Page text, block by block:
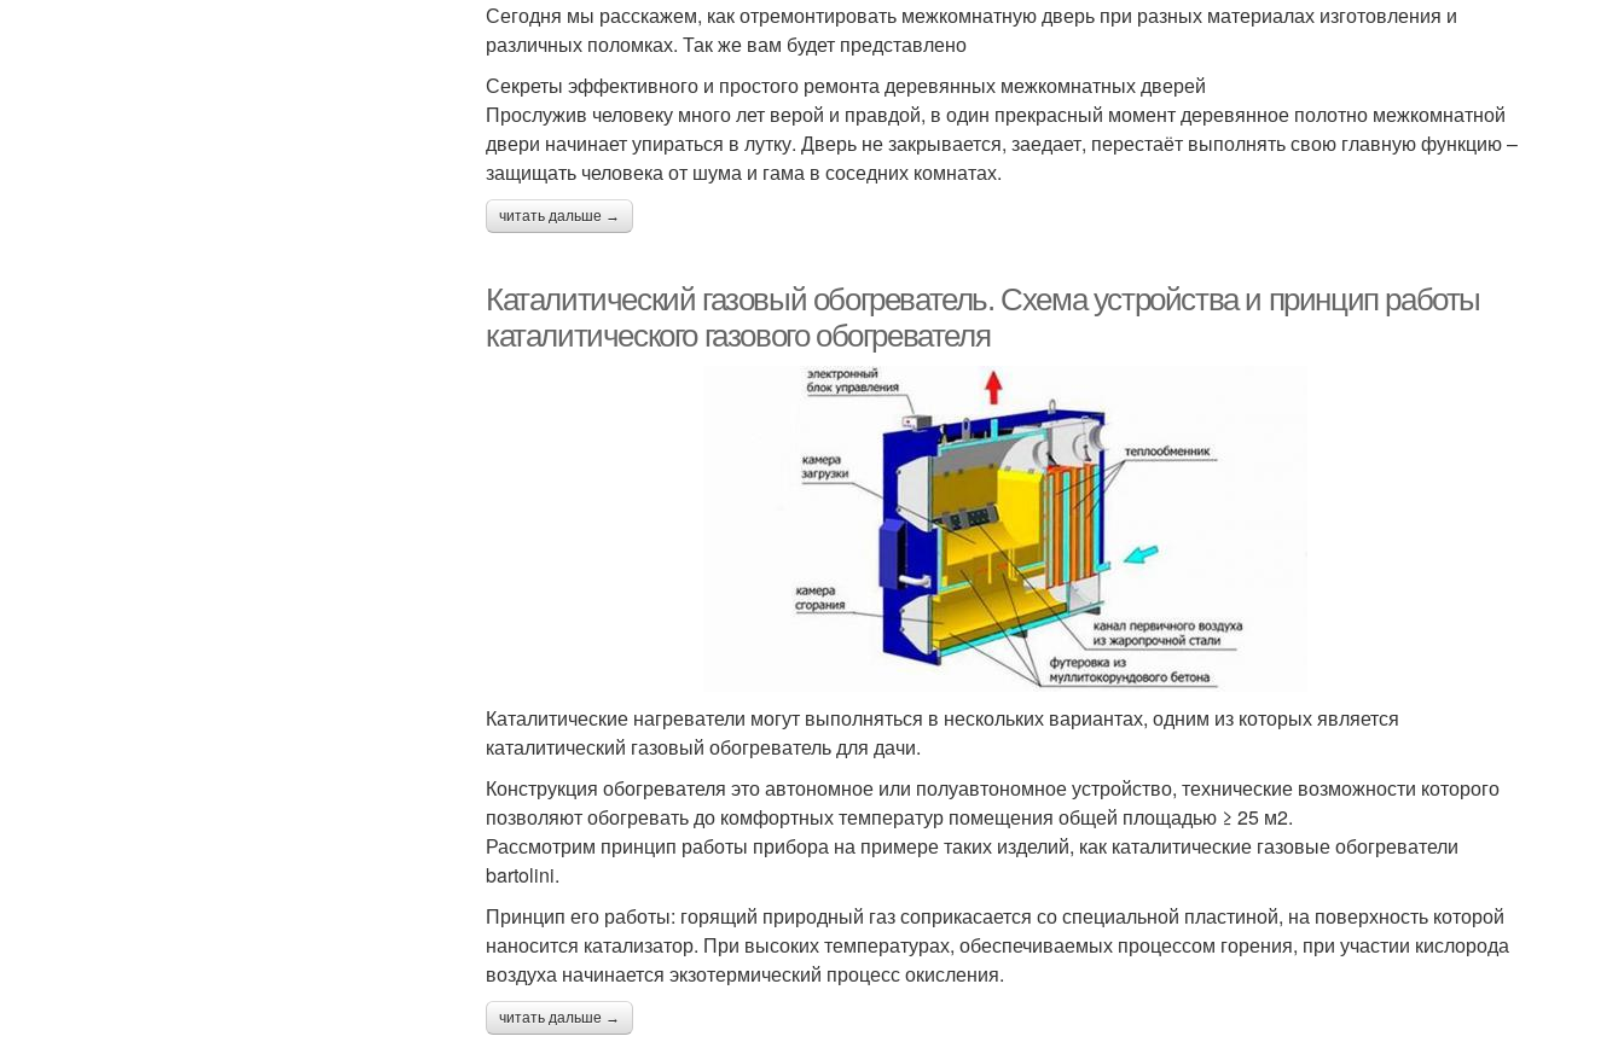
Сегодня мы расскажем, как отремонтировать межкомнатную дверь при разных материалах изготовления и
различных поломках. Так же вам будет представлено
Секреты эффективного и простого ремонта деревянных межкомнатных дверей
Прослужив человеку много лет верой и правдой, в один прекрасный момент деревянное полотно межкомнатной
двери начинает упираться в лутку. Дверь не закрывается, заедает, перестаёт выполнять свою главную функцию –
защищать человека от шума и гама в соседних комнатах.
читать дальше →
Каталитический газовый обогреватель. Схема устройства и принцип работы
каталитического газового обогревателя
Каталитические нагреватели могут выполняться в нескольких вариантах, одним из которых является
каталитический газовый обогреватель для дачи.
Конструкция обогревателя это автономное или полуавтономное устройство, технические возможности которого
позволяют обогревать до комфортных температур помещения общей площадью ≥ 25 м2.
Рассмотрим принцип работы прибора на примере таких изделий, как каталитические газовые обогреватели
bartolini.
Принцип его работы: горящий природный газ соприкасается со специальной пластиной, на поверхность которой
наносится катализатор. При высоких температурах, обеспечиваемых процессом горения, при участии кислорода
воздуха начинается экзотермический процесс окисления.
читать дальше →